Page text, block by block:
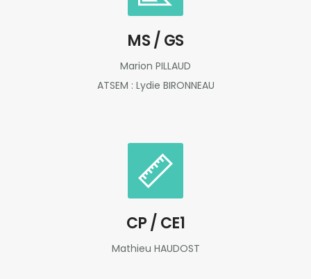
MS / GS
Marion PILLAUD
ATSEM : Lydie BIRONNEAU
CP / CE1
Mathieu HAUDOST